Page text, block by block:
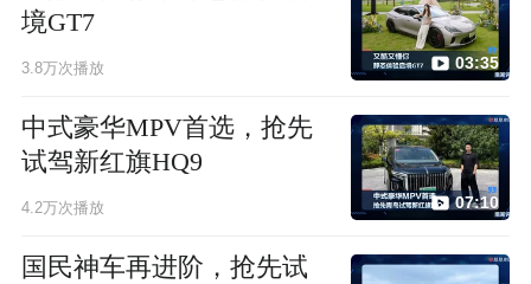
境GT7
3.8万次播放 03:35
中式豪华MPV首选，抢先
试驾新红旗HQ9
4.2万次播放 07:10
国民神车再进阶，抢先试